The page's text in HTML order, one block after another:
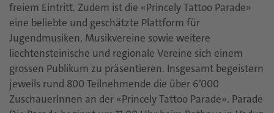
freiem Eintritt. Zudem ist die «Princely Tattoo Parade»
eine beliebte und geschätzte Plattform für
Jugendmusiken, Musikvereine sowie weitere
liechtensteinische und regionale Vereine sich einem
grossen Publikum zu präsentieren. Insgesamt begeistern
jeweils rund 800 Teilnehmende die über 6’000
ZuschauerInnen an der «Princely Tattoo Parade». Parade